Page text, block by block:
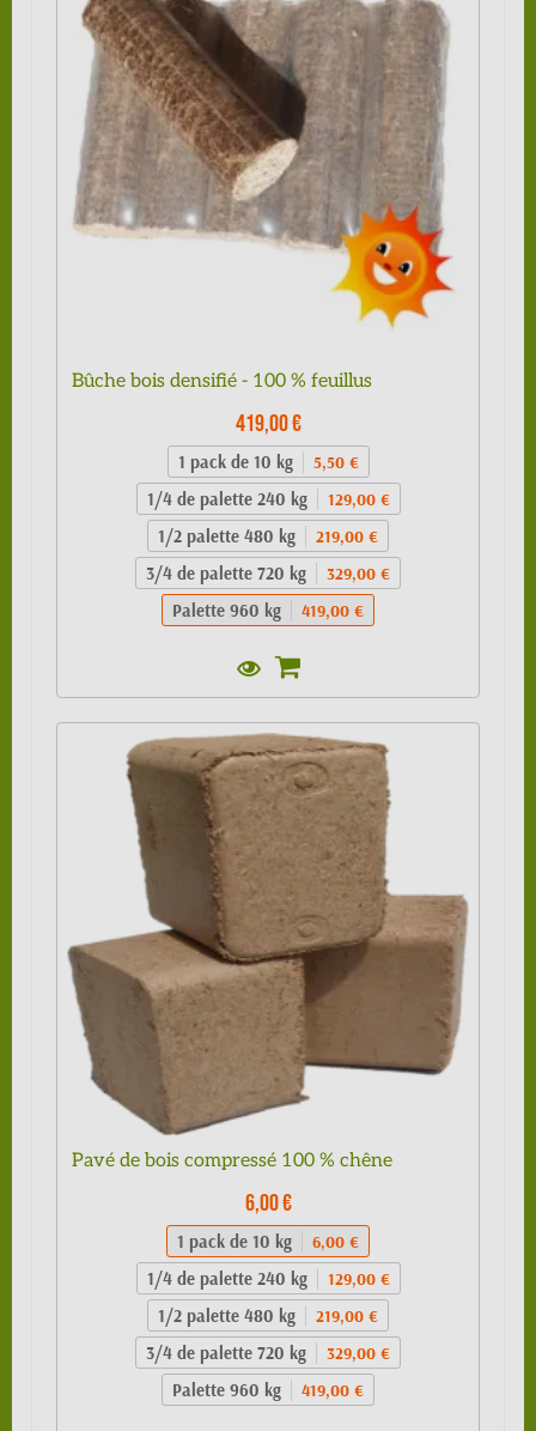
Bûche bois densifié - 100 % feuillus
419,00 €
1 pack de 10 kg 5,50 €
1/4 de palette 240 kg 129,00 €
1/2 palette 480 kg 219,00 €
3/4 de palette 720 kg 329,00 €
Palette 960 kg 419,00 €
Pavé de bois compressé 100 % chêne
6,00 €
1 pack de 10 kg 6,00 €
1/4 de palette 240 kg 129,00 €
1/2 palette 480 kg 219,00 €
3/4 de palette 720 kg 329,00 €
Palette 960 kg 419,00 €